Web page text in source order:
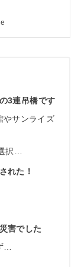
3連吊橋です
やサンライズ
択…
れた！
害でした
…